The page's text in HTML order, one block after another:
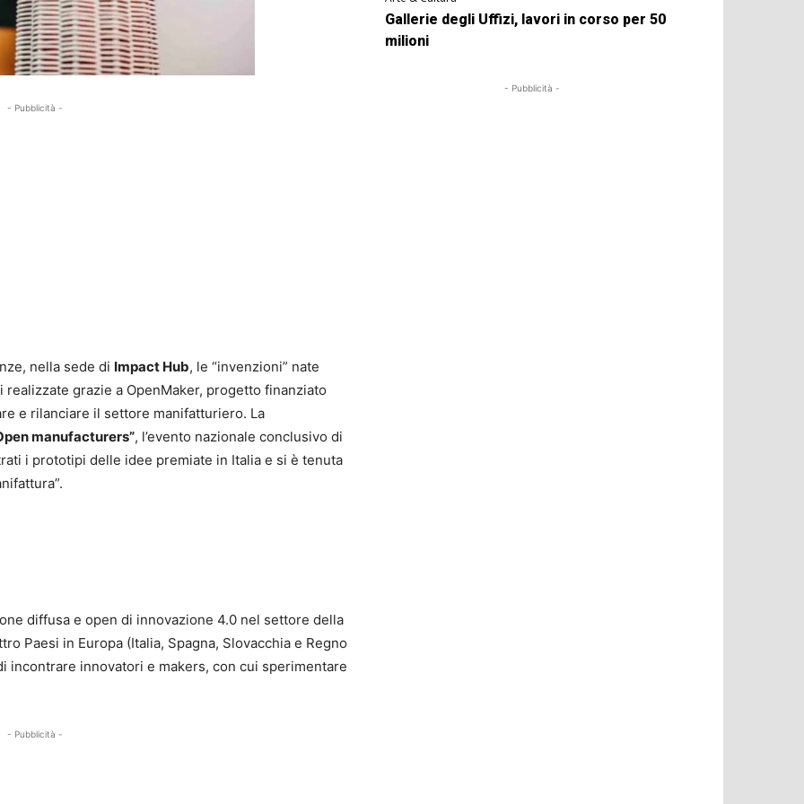
- Pubblicità -
nella sede di Impact Hub, le “invenzioni” nate
grazie a OpenMaker, progetto finanziato
e rilanciare il settore manifatturiero. La
manufacturers”, l’evento nazionale conclusivo di
i prototipi delle idee premiate in Italia e si è tenuta
diffusa e open di innovazione 4.0 nel settore della
Paesi in Europa (Italia, Spagna, Slovacchia e Regno
incontrare innovatori e makers, con cui sperimentare
- Pubblicità -
Gallerie degli Uffizi, lavori in corso per 50
milioni
- Pubblicità -